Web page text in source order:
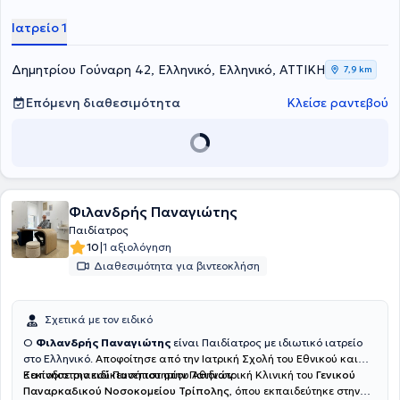
Ιατρείο 1
Δημητρίου Γούναρη 42, Ελληνικό, Ελληνικό, ΑΤΤΙΚΗ 7,9 km
Επόμενη διαθεσιμότητα Κλείσε ραντεβού
Φιλανδρής Παναγιώτης
Παιδίατρος
10|1 αξιολόγηση
Διαθεσιμότητα για βιντεοκλήση
Σχετικά με τον ειδικό
Ο Φιλανδρής Παναγιώτης είναι Παιδίατρος με ιδιωτικό ιατρείο
στο Ελληνικό. Αποφοίτησε από την Ιατρική Σχολή του Εθνικού και
Καποδιστριακού Πανεπιστημίου Αθηνών.
Ξεκίνησε την ειδίκευσή του στην Παιδιατρική Κλινική του Γενικού
Παναρκαδικού Νοσοκομείου Τρίπολης, όπου εκπαιδεύτηκε στην